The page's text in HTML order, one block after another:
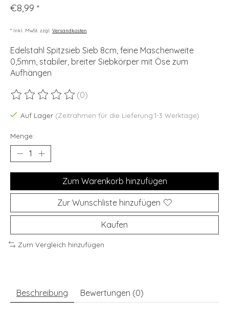
€8,99 *
* Inkl. MwSt. zzgl. Versandkosten
Edelstahl Spitzsieb Sieb 8cm, feine Maschenweite
0,5mm, stabiler, breiter Siebkörper mit Öse zum
Aufhängen
Die Bewertung dieses Produkts ist
(0)
Auf Lager (Zeitrahmen für die Lieferung:1-3 Werktage)
Menge:
Zum Warenkorb hinzufügen
Zur Wunschliste hinzufügen
Kaufen
Zum Vergleich hinzufügen
Beschreibung Bewertungen (0)